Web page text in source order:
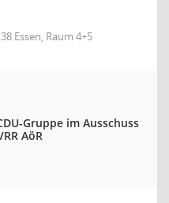
Essen, Raum 4+5
Gruppe im Ausschuss
AöR